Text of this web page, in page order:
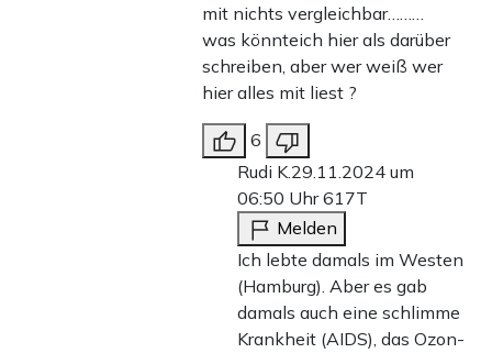
mit nichts vergleichbar………
was könnteich hier als darüber
schreiben, aber wer weiß wer
hier alles mit liest ?
6
Rudi K.29.11.2024 um
06:50 Uhr617T
Melden
Ich lebte damals im Westen
(Hamburg). Aber es gab
damals auch eine schlimme
Krankheit (AIDS), das Ozon-